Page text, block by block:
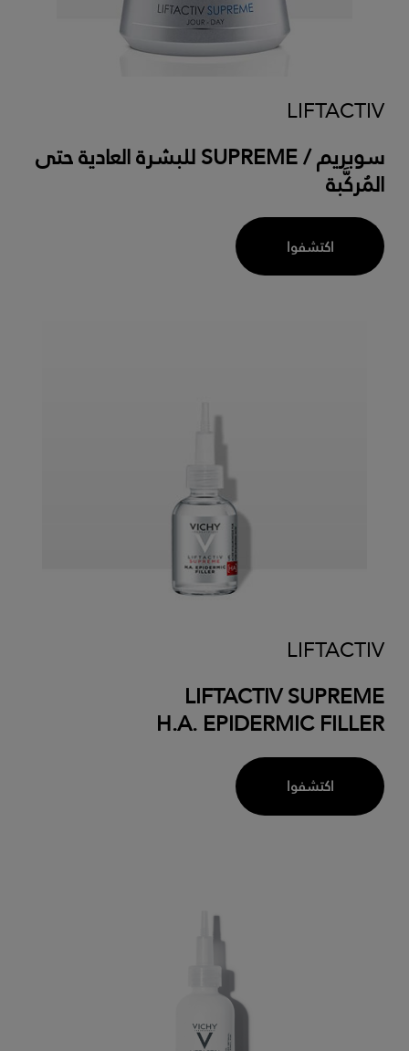
LIFTACTIV
سوبريم / SUPREME للبشرة العادية حتى
المُركَّبة
اكتشفوا
LIFTACTIV
LIFTACTIV SUPREME
H.A. EPIDERMIC FILLER
اكتشفوا